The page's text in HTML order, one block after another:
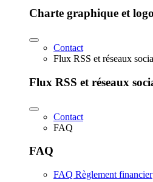
Charte graphique et logo
Contact
Flux RSS et réseaux
Flux RSS et réseaux
Contact
FAQ
FAQ
FAQ Règlement financier